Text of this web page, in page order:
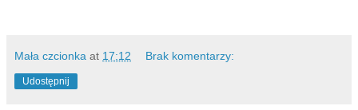
Mała czcionka at 17:12 Brak komentarzy:
Udostępnij